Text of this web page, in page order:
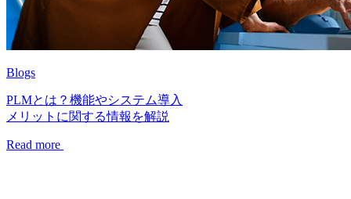
Blogs
PLMとは？機能やシステム導入
メリットに関する情報を解説
Read more